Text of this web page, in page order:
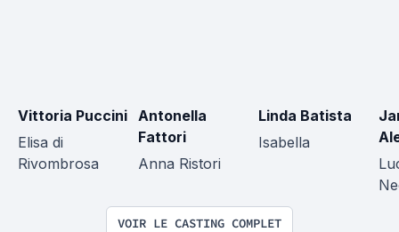
Vittoria Puccini
Elisa di
Rivombrosa
Antonella
Fattori
Anna Ristori
Linda Batista
Isabella
VOIR LE CASTING COMPLET